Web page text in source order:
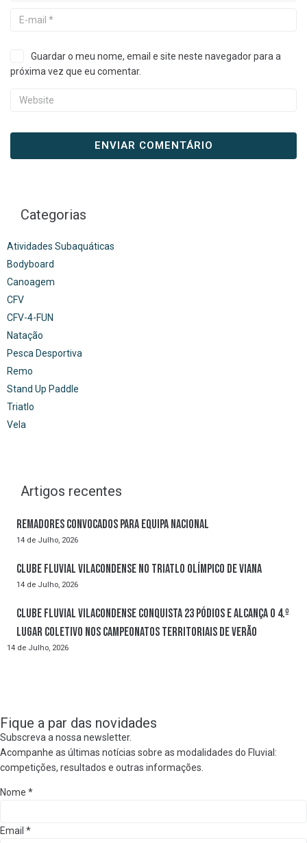
Guardar o meu nome, email e site neste navegador para a
próxima vez que eu comentar.
Categorias
Atividades Subaquáticas
Bodyboard
Canoagem
CFV
CFV-4-FUN
Natação
Pesca Desportiva
Remo
Stand Up Paddle
Triatlo
Vela
Artigos recentes
Remadores convocados para Equipa Nacional
14 de Julho, 2026
Clube Fluvial Vilacondense no Triatlo Olímpico de Viana
14 de Julho, 2026
Clube Fluvial Vilacondense conquista 23 pódios e alcança o 4.º
lugar coletivo nos Campeonatos Territoriais de Verão
14 de Julho, 2026
Fique a par das novidades
Subscreva a nossa newsletter.
Acompanhe as últimas notícias sobre as modalidades do Fluvial:
competições, resultados e outras informações.
Nome *
Email *